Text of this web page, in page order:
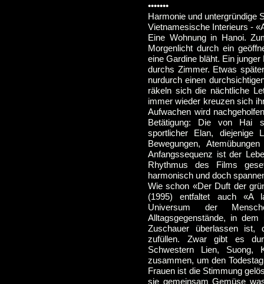
•••••••
Harmonie und untergründige
Vietnamesische Interieurs -
Eine Wohnung in Hanoi.
Morgenlicht durch ein
eine Gardine bläht. Ein
durchs Zimmer. Etwas
nurdurch einen
räkeln sich die nächtliche
immer wieder kreuzen sich
Aufwachen wird
Betätigung: Die von Hai
sportlicher Elan, diejenige
Bewegungen,
Anfangssequenz ist der
Rhythmus des Films
harmonisch und doch
Wie schon «Der Duft der
(1995) entfaltet auch «A
Universum der
Alltagsgegenstände, in
Zuschauer überlassen ist,
zufüllen. Zwar gibt es
Schwestern Lien,
zusammen, um den
Frauen ist die Stimmung
sie gemeinsam Gemüse